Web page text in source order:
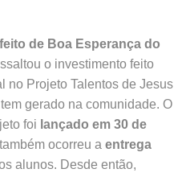
de Boa Esperança do
o investimento feito
no Projeto Talentos de Jesus
gerado na comunidade. O
foi lançado em 30 de
ocorreu a entrega
alunos. Desde então,